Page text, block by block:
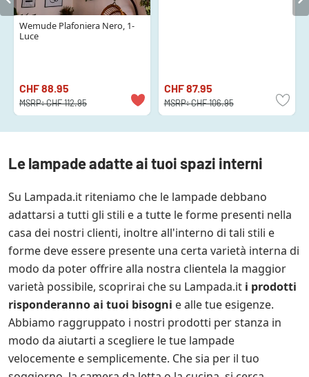
Wemude Plafoniera Nero, 1-
Luce
CHF 88.95
MSRP:CHF 112.95
CHF 87.95
MSRP:CHF 106.95
Le lampade adatte ai tuoi spazi interni
Su Lampada.it riteniamo che le lampade debbano
adattarsi a tutti gli stili e a tutte le forme presenti nella
casa dei nostri clienti, inoltre all'interno di tali stili e
forme deve essere presente una certa varietà interna di
modo da poter offrire alla nostra clientela la maggior
varietà possibile, scoprirai che su Lampada.it i prodotti
risponderanno ai tuoi bisogni e alle tue esigenze.
Abbiamo raggruppato i nostri prodotti per stanza in
modo da aiutarti a scegliere le tue lampade
velocemente e semplicemente. Che sia per il tuo